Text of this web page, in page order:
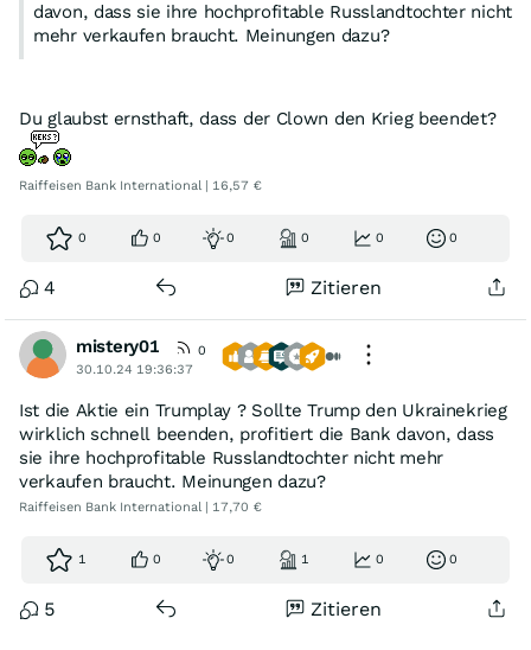
davon, dass sie ihre hochprofitable Russlandtochter nicht
mehr verkaufen braucht. Meinungen dazu?
Du glaubst ernsthaft, dass der Clown den Krieg beendet?
Raiffeisen Bank International | 16,57 €
0 0 0 0 0 0
4 Zitieren
mistery01
0
30.10.24 19:36:37
Ist die Aktie ein Trumplay ? Sollte Trump den Ukrainekrieg
wirklich schnell beenden, profitiert die Bank davon, dass
sie ihre hochprofitable Russlandtochter nicht mehr
verkaufen braucht. Meinungen dazu?
Raiffeisen Bank International | 17,70 €
1 0 0 1 0 0
5 Zitieren